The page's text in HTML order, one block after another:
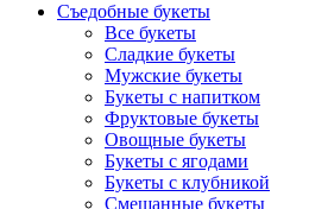
Съедобные букеты
Все букеты
Сладкие букеты
Мужские букеты
Букеты с напитком
Фруктовые букеты
Овощные букеты
Букеты с ягодами
Букеты с клубникой
Смешанные букеты